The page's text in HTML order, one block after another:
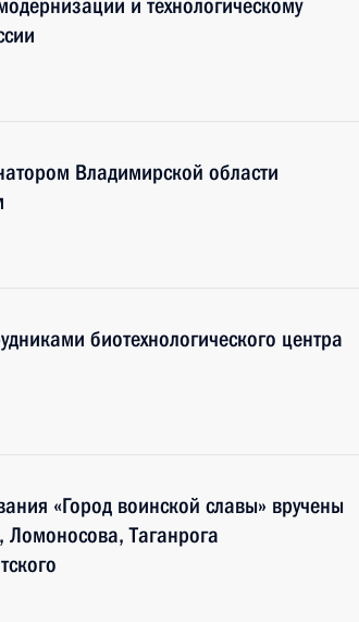
и технологическому
Владимирской области
биотехнологического центра
«Город воинской славы» вручены
Ломоносова, Таганрога